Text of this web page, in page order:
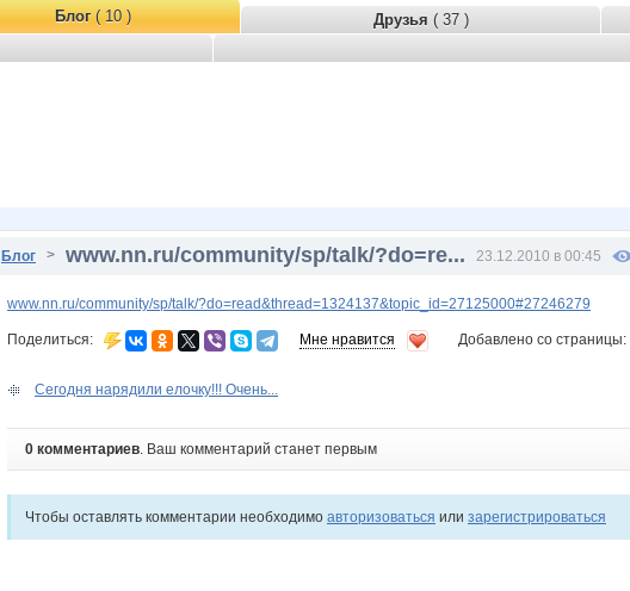
Блог( 10 ) Друзья ( 37 )
Блог > www.nn.ru/community/sp/talk/?do=re... 23.12.2010 в 00:45
www.nn.ru/community/sp/talk/?do=read&thread=1324137&topic_id=27125000#27246279
Поделиться: Мне нравится Добавлено со страницы:
Сегодня нарядили елочку!!! Очень...
0 комментариев. Ваш комментарий станет первым
Чтобы оставлять комментарии необходимо авторизоваться или зарегистрироваться